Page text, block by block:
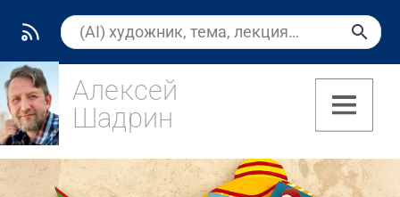
Алексей
Шадрин
(7)